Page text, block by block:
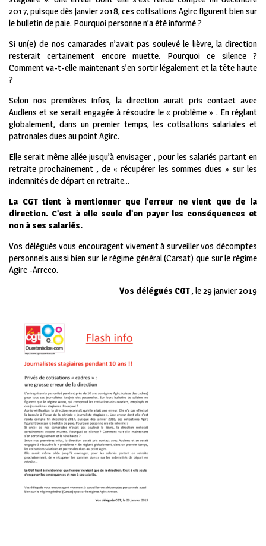
2017, puisque dès janvier 2018, ces cotisations Agirc figurent bien sur
le bulletin de paie. Pourquoi personne n’a été informé ?
Si un(e) de nos camarades n’avait pas soulevé le lièvre, la direction
resterait certainement encore muette. Pourquoi ce silence ?
Comment va-t-elle maintenant s’en sortir légalement et la tête haute
?
Selon nos premières infos, la direction aurait pris contact avec
Audiens et se serait engagée à résoudre le « problème » . En réglant
globalement, dans un premier temps, les cotisations salariales et
patronales dues au point Agirc.
Elle serait même allée jusqu’à envisager , pour les salariés partant en
retraite prochainement , de « récupérer les sommes dues » sur les
indemnités de départ en retraite…
La CGT tient à mentionner que l’erreur ne vient que de la
direction. C’est à elle seule d’en payer les conséquences et
non à ses salariés.
Vos délégués vous encouragent vivement à surveiller vos décomptes
personnels aussi bien sur le régime général (Carsat) que sur le régime
Agirc -Arrcco.
Vos délégués CGT, le 29 janvier 2019